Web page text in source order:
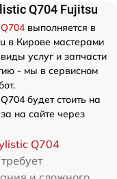
Q704 Fujitsu
выполняется в
в Кирове мастерами
услуг и запчасти
- мы в сервисном
будет стоить на
на сайте через
Q704